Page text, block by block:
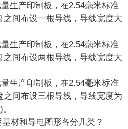
产印制板，在2.54毫米标准
之间布设一根导线，导线宽度大
产印制板，在2.54毫米标准
之间布设两根导线，导线宽度大
产印制板，在2.54毫米标准
之间布设三根导线，导线宽度为
材和导电图形各分几类？